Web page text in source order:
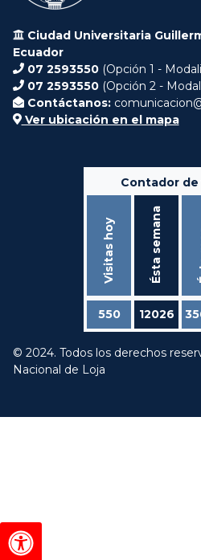
Ciudad Universitaria
Ecuador
07 2593550 (Opción 1 -
07 2593550 (Opción 2 -
Contáctanos:
Ver ubicación en el mapa
Contador de
Visitas hoy Ésta semana
550 12026
© 2024. Todos los derechos
Nacional de Loja